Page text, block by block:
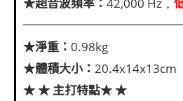
42,000 Hz，
★淨重： 0.98kg
★體積大小： 20.4x14x13cm
★ ★ 主打特點★ ★